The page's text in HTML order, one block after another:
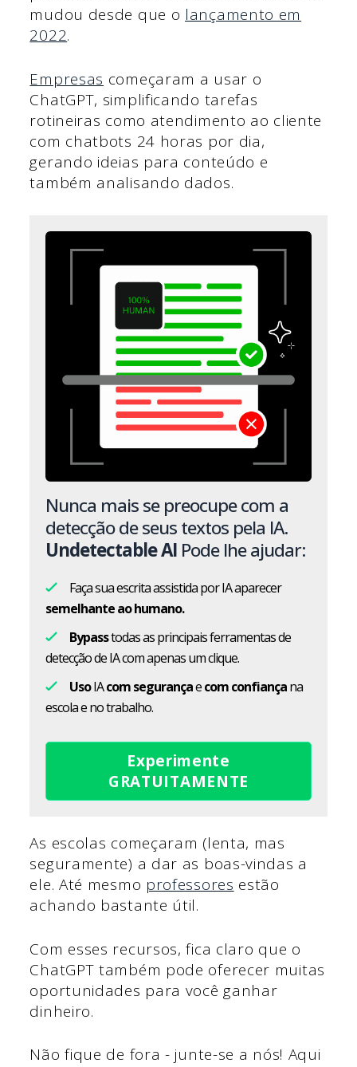
mudou desde que o lançamento em
2022.
Empresas começaram a usar o
ChatGPT, simplificando tarefas
rotineiras como atendimento ao cliente
com chatbots 24 horas por dia,
gerando ideias para conteúdo e
também analisando dados.
Nunca mais se preocupe com a
detecção de seus textos pela IA.
Undetectable AI Pode lhe ajudar:
Faça sua escrita assistida por IA aparecer
semelhante ao humano.
Bypasstodas as principais ferramentas de
detecção de IA com apenas um clique.
UsoIAcom segurançaecom confiançana
escola e no trabalho.
Experimente
GRATUITAMENTE
As escolas começaram (lenta, mas
seguramente) a dar as boas-vindas a
ele. Até mesmo professores estão
achando bastante útil.
Com esses recursos, fica claro que o
ChatGPT também pode oferecer muitas
oportunidades para você ganhar
dinheiro.
Não fique de fora - junte-se a nós! Aqui